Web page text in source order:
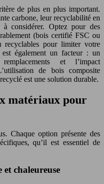
de plus en plus important.
carbone, leur recyclabilité en
considérer. Optez pour des
(bois certifié FSC ou
recyclables pour limiter votre
également un facteur : un
et l’impact
de bois composite
est une solution durable.
matériaux pour
Chaque option présente des
qu’il est essentiel de
chaleureuse